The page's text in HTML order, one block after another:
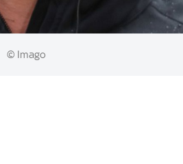
© Imago